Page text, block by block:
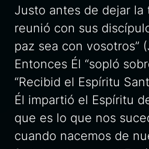
Justo antes de dejar la
reunió con sus
paz sea con vosotros”
Entonces Él “sopló
“Recibid el Espíritu
Él impartió el Espíritu
que es lo que nos
cuando nacemos de